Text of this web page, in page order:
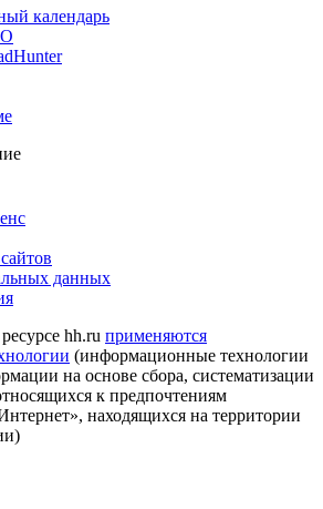
календарь
данных
hh.ru применяются
(информационные технологии
на основе сбора, систематизации
к предпочтениям
находящихся на территории